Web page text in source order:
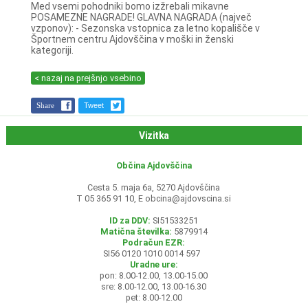
Med vsemi pohodniki bomo izžrebali mikavne
POSAMEZNE NAGRADE! GLAVNA NAGRADA (največ
vzponov): - Sezonska vstopnica za letno kopališče v
Športnem centru Ajdovščina v moški in ženski
kategoriji.
< nazaj na prejšnjo vsebino
Share Tweet
Vizitka
Občina Ajdovščina
Cesta 5. maja 6a, 5270 Ajdovščina
T 05 365 91 10, E obcina@ajdovscina.si
ID za DDV: SI51533251
Matična številka: 5879914
Podračun EZR:
SI56 0120 1010 0014 597
Uradne ure:
pon: 8.00-12.00, 13.00-15.00
sre: 8.00-12.00, 13.00-16.30
pet: 8.00-12.00